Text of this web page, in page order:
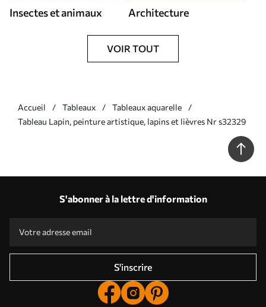
Insectes et animaux Architecture
VOIR TOUT
Accueil Tableaux
Tableaux aquarelle
Tableau Lapin, peinture artistique, lapins et lièvres Nr s32329
S'abonner à la lettre d'information
S'inscrire